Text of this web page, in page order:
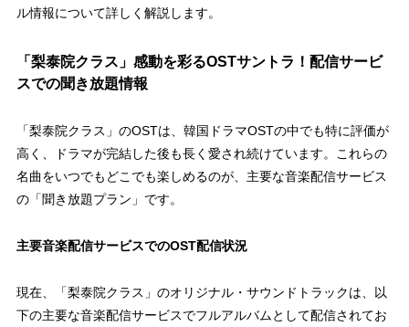
ル情報について詳しく解説します。
「梨泰院クラス」感動を彩るOSTサントラ！配信サービ
スでの聞き放題情報
「梨泰院クラス」のOSTは、韓国ドラマOSTの中でも特に評価が
高く、
ドラマが完結した後も長く愛され続けています。これらの
名曲をいつでもどこでも楽しめるのが、主要な音楽配信サービス
の「聞き放題プラン」です。
主要音楽配信サービスでのOST配信状況
現在、「梨泰院クラス」のオリジナル・サウンドトラックは、以
下の主要な音楽配信サービスでフルアルバムとして配信されてお